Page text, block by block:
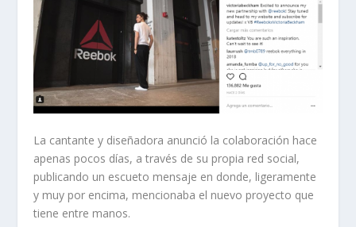
La cantante y diseñadora anunció la colaboración hace
apenas pocos días, a través de su propia red social,
publicando un escueto mensaje en donde, ligeramente
y muy por encima, mencionaba el nuevo proyecto que
tiene entre manos.